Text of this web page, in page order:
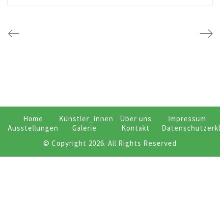
Home
Ausstellungen
Künstler_innen
Galerie
Über uns
Kontakt
Impressum
© Copyright 2026. All Rights Reserved